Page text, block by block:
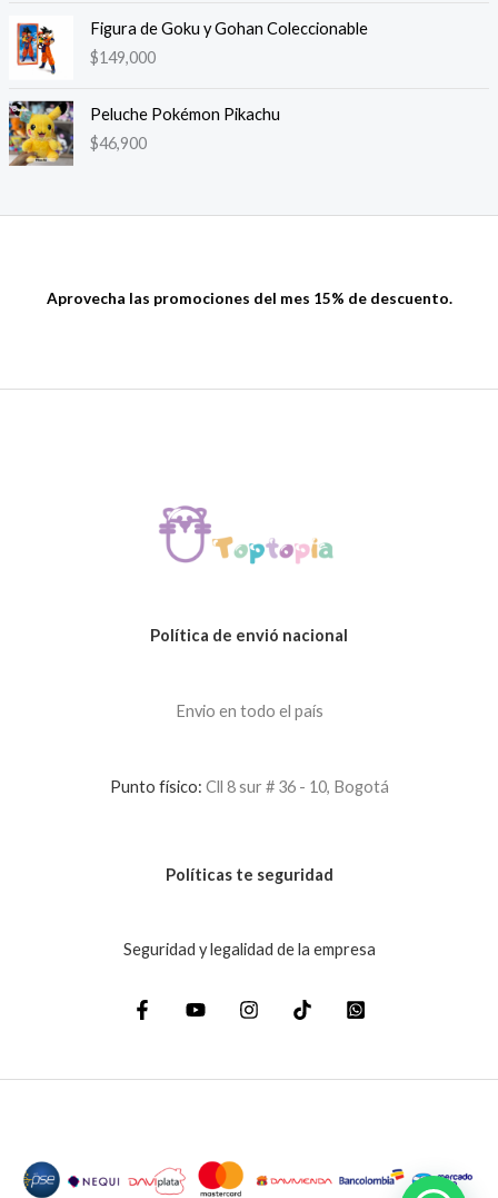
Figura de Goku y Gohan Coleccionable
$149,000
Peluche Pokémon Pikachu
$46,900
Aprovecha las promociones del mes 15% de descuento.
Política de envió nacional
Envio en todo el país
Punto físico: Cll 8 sur # 36 - 10, Bogotá
Políticas te seguridad
Seguridad y legalidad de la empresa